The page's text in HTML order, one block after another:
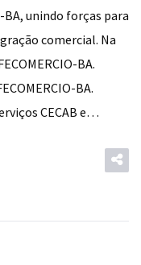
BA, unindo forças para
comercial. Na
BA.
BA.
CECAB e…